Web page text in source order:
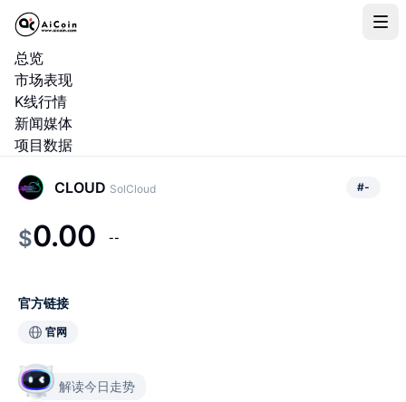
总览
市场表现
K线行情
新闻媒体
项目数据
CLOUD SolCloud #-
$0.00 --
官方链接
官网
解读今日走势